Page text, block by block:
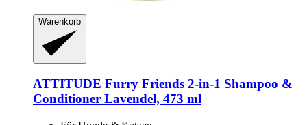
Warenkorb
ATTITUDE Furry Friends 2-​in-​1 Shampoo &
Conditioner Lavendel, 473 ml